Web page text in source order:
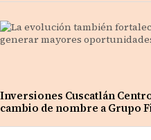
Inversiones Cuscatlán
cambio de nombre a Grupo